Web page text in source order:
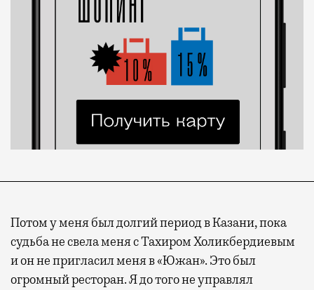
Потом у меня был долгий период в Казани, пока
судьба не свела меня с Тахиром Холикбердиевым
и он не пригласил меня в «Южан». Это был
огромный ресторан. Я до того не управлял